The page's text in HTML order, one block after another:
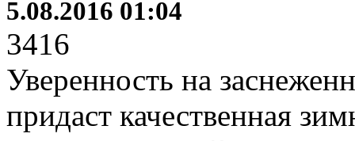
5.08.2016 01:04
3416
Уверенность на
придаст качественная